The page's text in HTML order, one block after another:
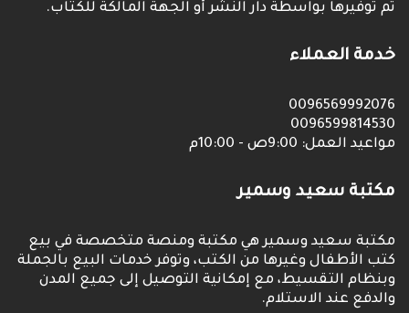
تم توفيرها بواسطة دار النشر أو الجهة المالكة للكتاب.
خدمة العملاء
0096569992076
0096599814530
مواعيد العمل: 9:00ص - 10:00م
مكتبة سعيد وسمير
مكتبة سعيد وسمير هي مكتبة ومنصة متخصصة في بيع
كتب الأطفال وغيرها من الكتب، وتوفر خدمات البيع بالجملة
وبنظام التقسيط، مع إمكانية التوصيل إلى جميع المدن
والدفع عند الاستلام.